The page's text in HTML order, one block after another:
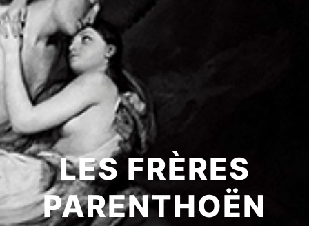
LES FRÈRES
PARENTHOËN